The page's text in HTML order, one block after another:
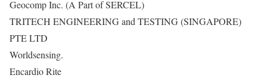
Geocomp Inc. (A Part of SERCEL)
TRITECH ENGINEERING and TESTING (SINGAPORE)
PTE LTD
Worldsensing.
Encardio Rite